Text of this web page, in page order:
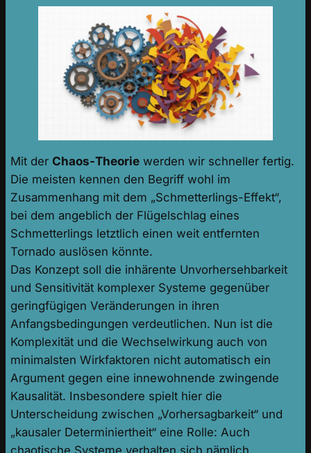
Mit der Chaos-Theorie werden wir schneller fertig.
Die meisten kennen den Begriff wohl im
Zusammenhang mit dem „Schmetterlings-Effekt“,
bei dem angeblich der Flügelschlag eines
Schmetterlings letztlich einen weit entfernten
Tornado auslösen könnte.
Das Konzept soll die inhärente Unvorhersehbarkeit
und Sensitivität komplexer Systeme gegenüber
geringfügigen Veränderungen in ihren
Anfangsbedingungen verdeutlichen. Nun ist die
Komplexität und die Wechselwirkung auch von
minimalsten Wirkfaktoren nicht automatisch ein
Argument gegen eine innewohnende zwingende
Kausalität. Insbesondere spielt hier die
Unterscheidung zwischen „Vorhersagbarkeit“ und
„kausaler Determiniertheit“ eine Rolle: Auch
chaotische Systeme verhalten sich nämlich